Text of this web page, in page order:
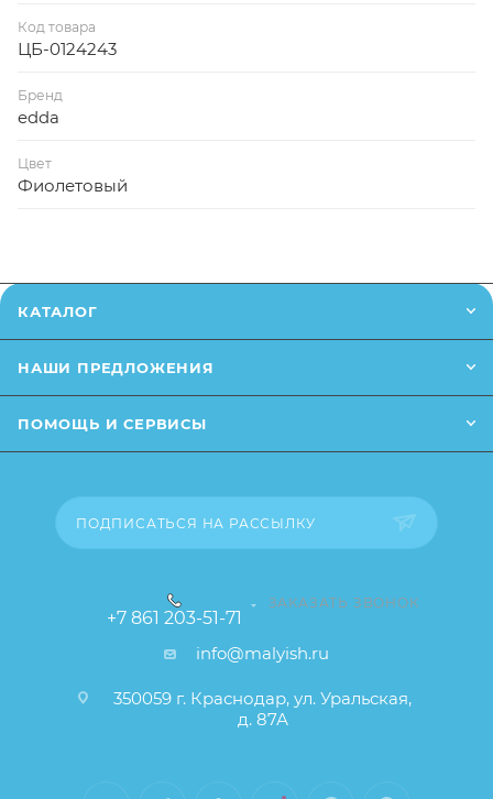
Код товара
ЦБ-0124243
Бренд
edda
Цвет
Фиолетовый
КАТАЛОГ
НАШИ ПРЕДЛОЖЕНИЯ
ПОМОЩЬ И СЕРВИСЫ
ПОДПИСАТЬСЯ НА РАССЫЛКУ
+7 861 203-51-71
ЗАКАЗАТЬ ЗВОНОК
info@malyish.ru
350059 г. Краснодар, ул. Уральская,
д. 87А